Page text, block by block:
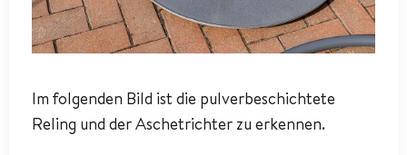
Im folgenden Bild ist die pulverbeschichtete
Reling und der Aschetrichter zu erkennen.